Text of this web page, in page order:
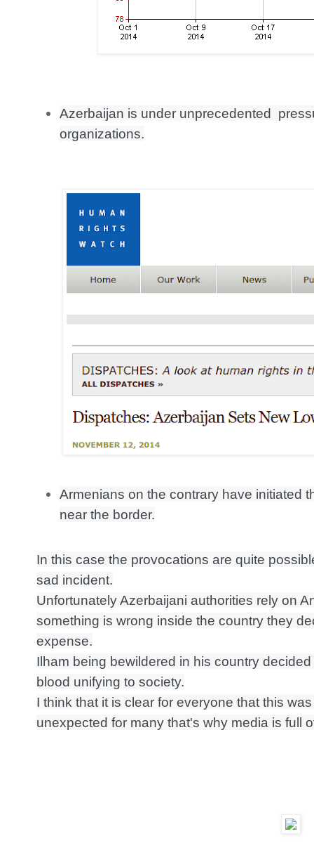
Azerbaijan is under unprecedented
organizations.
Armenians on the contrary have initiated
near the border.
In this case the provocations are quite
sad incident.
Unfortunately Azerbaijani authorities rely on
something is wrong inside the country they
expense.
Ilham being bewildered in his country
blood unifying to society.
I think that it is clear for everyone that this
unexpected for many that's why media is full